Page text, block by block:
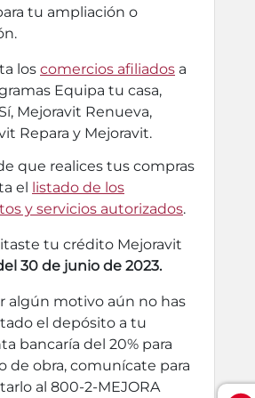
tu ampliación o
los comercios afiliados a
Equipa tu casa,
Mejoravit Renueva,
Repara y Mejoravit.
que realices tus compras
el listado de los
y servicios autorizados.
tu crédito Mejoravit
30 de junio de 2023.
algún motivo aún no has
el depósito a tu
bancaría del 20% para
de obra, comunícate para
al 800-2-MEJORA